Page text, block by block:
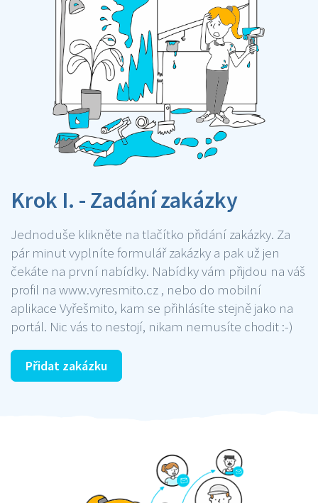
Krok I. - Zadání zakázky
Jednoduše klikněte na tlačítko přidání zakázky. Za
pár minut vyplníte formulář zakázky a pak už jen
čekáte na první nabídky. Nabídky vám přijdou na váš
profil na www.vyresmito.cz , nebo do mobilní
aplikace Vyřešmito, kam se přihlásíte stejně jako na
portál. Nic vás to nestojí, nikam nemusíte chodit :-)
Přidat zakázku